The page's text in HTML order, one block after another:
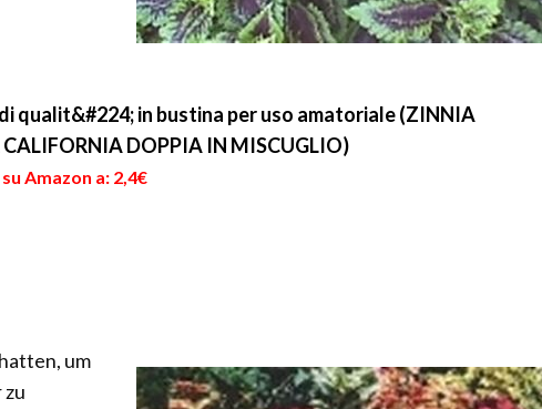
qualit&#224; in bustina per uso amatoriale (ZINNIA
CALIFORNIA DOPPIA IN MISCUGLIO)
Amazon a: 2,4€
um